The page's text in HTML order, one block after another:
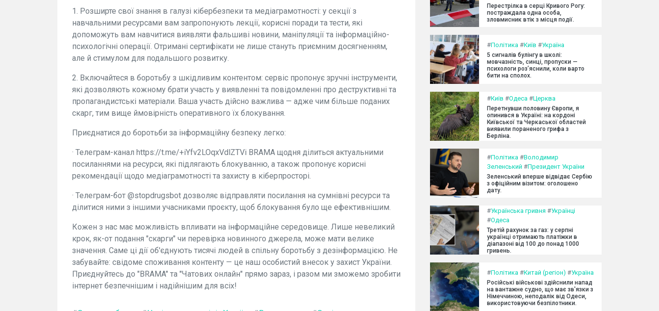
1. Розширте свої знання в галузі кібербезпеки та медіаграмотності: у секції з
навчальними ресурсами вам запропонують лекції, корисні поради та тести, які
допоможуть вам навчитися виявляти фальшиві новини, маніпуляції та інформаційно-
психологічні операції. Отримані сертифікати не лише стануть приємним досягненням,
але й стимулом для подальшого розвитку.
2. Включайтеся в боротьбу з шкідливим контентом: сервіс пропонує зручні інструменти,
які дозволяють кожному брати участь у виявленні та повідомленні про деструктивні та
пропагандистські матеріали. Ваша участь дійсно важлива — адже чим більше поданих
скарг, тим вище ймовірність оперативного їх блокування.
Приєднатися до боротьби за інформаційну безпеку легко:
· Телеграм-канал https://t.me/+iYfv2LOqxVdlZTVi BRAMA щодня ділиться актуальними
посиланнями на ресурси, які підлягають блокуванню, а також пропонує корисні
рекомендації щодо медіаграмотності та захисту в кіберпросторі.
· Телеграм-бот @stopdrugsbot дозволяє відправляти посилання на сумнівні ресурси та
ділитися ними з іншими учасниками проєкту, щоб блокування було ще ефективнішим.
Кожен з нас має можливість впливати на інформаційне середовище. Лише невеликий
крок, як-от подання "скарги" чи перевірка новинного джерела, може мати велике
значення. Саме ці дії об'єднують тисячі людей в спільну боротьбу з дезінформацією. Не
забувайте: свідоме споживання контенту — це наш особистий внесок у захист України.
Приєднуйтесь до "BRAMA" та "Чатових онлайн" прямо зараз, і разом ми зможемо зробити
інтернет безпечнішим і надійнішим для всіх!
Перестрілка в серці Кривого Рогу:
постраждала одна особа,
зловмисник втік з місця події.
#Політика #Київ #Україна
5 сигналів булінгу в школі:
мовчазність, синці, пропуски —
психологи роз’яснили, коли варто
бити на сполох.
#Київ #Одеса #Церква
Перетнувши половину Європи, я
опинився в Україні: на кордоні
Київської та Черкаської областей
виявили пораненого грифа з
Берліна.
#Політика #Володимир
Зеленський #Президент України
Зеленський вперше відвідає Сербію
з офіційним візитом: оголошено
дату.
#Українська гривня #Українці
#Одеса
Третій рахунок за газ: у серпні
українці отримають платіжки в
діапазоні від 100 до понад 1000
гривень.
#Політика #Китай (регіон) #Україна
Російські військові здійснили напад
на вантажне судно, що має зв'язки з
Німеччиною, неподалік від Одеси,
використовуючи безпілотники.